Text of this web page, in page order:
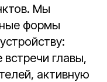
Мы
формы
главы,
активную